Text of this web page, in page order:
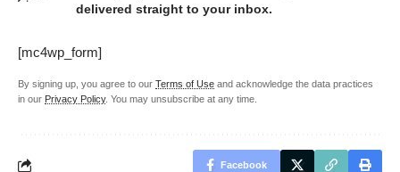
delivered straight to your inbox.
[mc4wp_form]
By signing up, you agree to our Terms of Use and acknowledge the data practices
in our Privacy Policy. You may unsubscribe at any time.
Facebook